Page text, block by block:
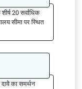
20 सर्वाधिक
सीमा पर स्थित
का समर्थन